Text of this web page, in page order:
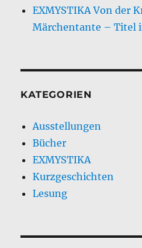
EXMYSTIKA Von der
Märchentante – Titel
KATEGORIEN
Ausstellungen
Bücher
EXMYSTIKA
Kurzgeschichten
Lesung